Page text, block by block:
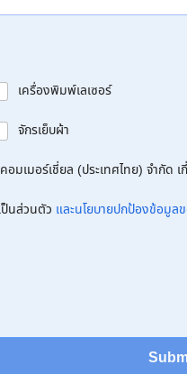
เครื่องพิมพ์เลเซอร์
จักรเย็บผ้า
เมอร์เชี่ยล (ประเทศไทย) จำกั
ป็นส่วนตัว และนโยบายปกป้องข้อมูล